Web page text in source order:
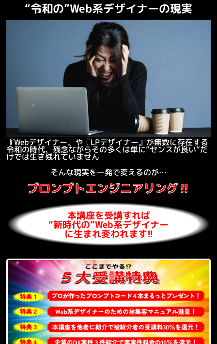
“令和の”Web系デザイナーの現実
『Webデザイナー』や『LPデザイナー』が無数に存在する
令和の時代、残念ながらその多くは単に”センスが良い”だ
けでは生き残れていません
そんな現実を一発で変えるのが…
プロンプトエンジニアリング‼
本講座を受講すれば
“新時代の”Web系デザイナー
に生まれ変われます!!